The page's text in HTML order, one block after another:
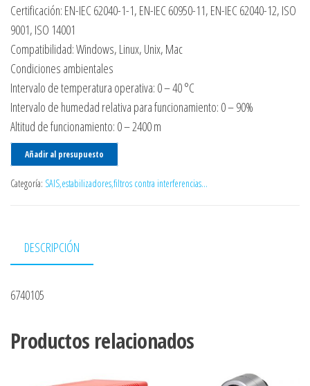
Certificación: EN-IEC 62040-1-1, EN-IEC 60950-11, EN-IEC 62040-12, ISO
9001, ISO 14001
Compatibilidad: Windows, Linux, Unix, Mac
Condiciones ambientales
Intervalo de temperatura operativa: 0 – 40 °C
Intervalo de humedad relativa para funcionamiento: 0 – 90%
Altitud de funcionamiento: 0 – 2400 m
Añadir al presupuesto
Categoría: SAIS,estabilizadores,filtros contra interferencias...
DESCRIPCIÓN
6740105
Productos relacionados